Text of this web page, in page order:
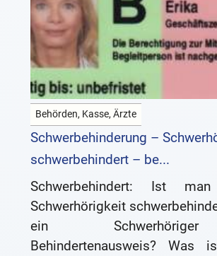
Behörden, Kasse, Ärzte
Schwerbehinderung –
schwerbehindert – be...
Schwerbehindert: Ist
Schwerhörigkeit
ein
Behindertenausweis? Was